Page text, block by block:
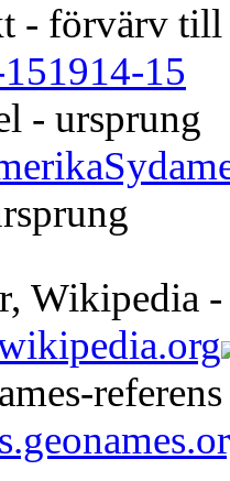
- förvärv till
1914-15
- ursprung
Wikipedia -
referens